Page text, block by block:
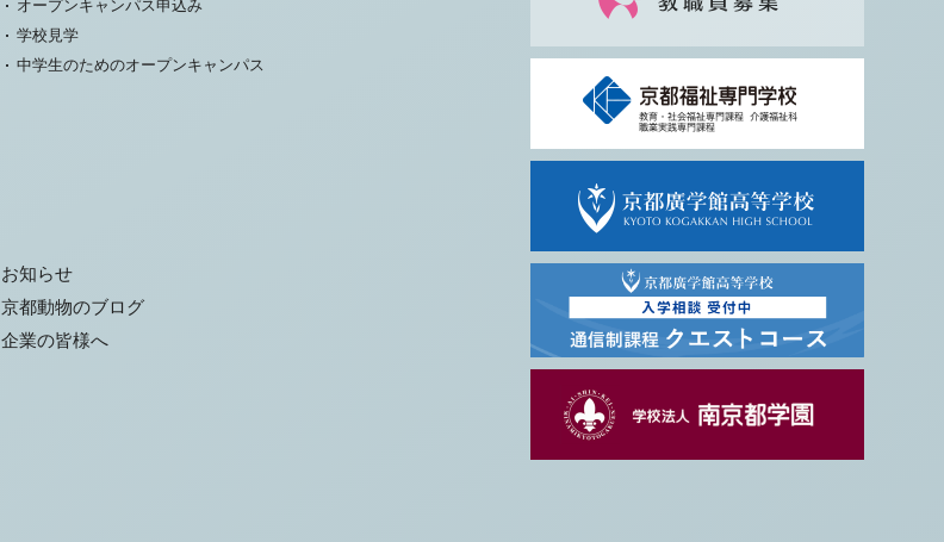
オープンキャンパス申込み
学校見学
中学生のためのオープンキャンパス
お知らせ
京都動物のブログ
企業の皆様へ